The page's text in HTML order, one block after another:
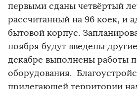
первыми сданы четвёртый
рассчитанный на 96 коек, и
бытовой корпус.
ноября будут введены
декабре выполнены работы
оборудования.
прилегающей территории